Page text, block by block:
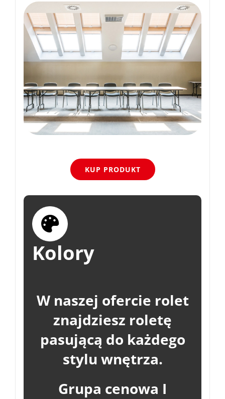
KUP PRODUKT
Kolory
W naszej ofercie rolet
znajdziesz roletę
pasującą do każdego
stylu wnętrza.
Grupa cenowa I